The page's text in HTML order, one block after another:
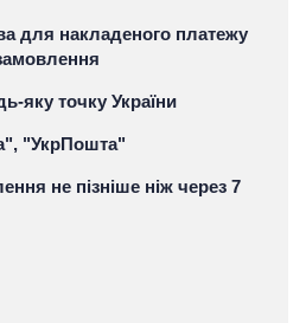
для накладеного платежу
яку точку України
"УкрПошта"
не пізніше ніж через 7